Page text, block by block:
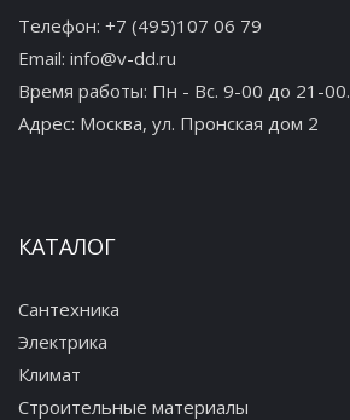
Телефон: +7 (495)107 06 79
Email: info@v-dd.ru
Время работы: Пн - Вс. 9-00 до 21-00.
Адрес: Москва, ул. Пронская дом 2
КАТАЛОГ
Сантехника
Электрика
Климат
Строительные материалы